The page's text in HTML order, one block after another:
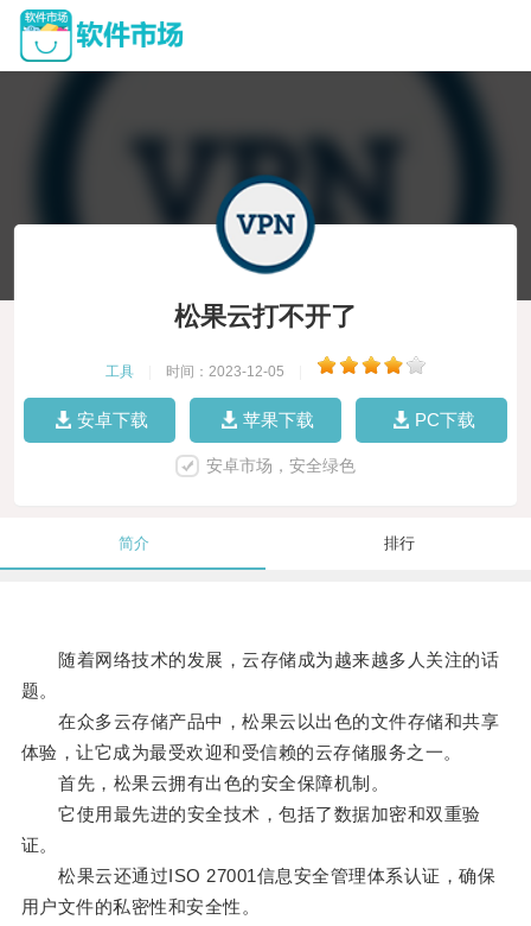
松果云打不开了
工具 时间：2023-12-05
安卓下载 苹果下载 PC下载
安卓市场，安全绿色
简介 排行
随着网络技术的发展，云存储成为越来越多人关注的话
题。
在众多云存储产品中，松果云以出色的文件存储和共享
体验，让它成为最受欢迎和受信赖的云存储服务之一。
首先，松果云拥有出色的安全保障机制。
它使用最先进的安全技术，包括了数据加密和双重验
证。
松果云还通过ISO 27001信息安全管理体系认证，确保
用户文件的私密性和安全性。